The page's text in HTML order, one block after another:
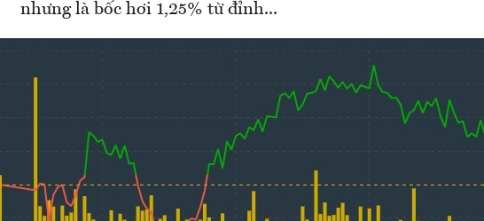
nhưng là bốc hơi 1,25% từ đỉnh...